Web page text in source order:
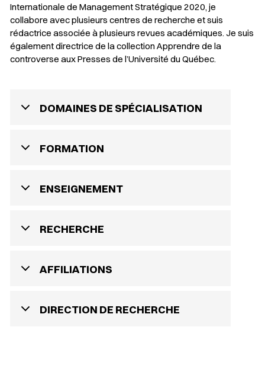
Internationale de Management Stratégique 2020, je
collabore avec plusieurs centres de recherche et suis
rédactrice associée à plusieurs revues académiques. Je suis
également directrice de la collection Apprendre de la
controverse aux Presses de l’Université du Québec.
DOMAINES DE SPÉCIALISATION
FORMATION
ENSEIGNEMENT
RECHERCHE
AFFILIATIONS
DIRECTION DE RECHERCHE